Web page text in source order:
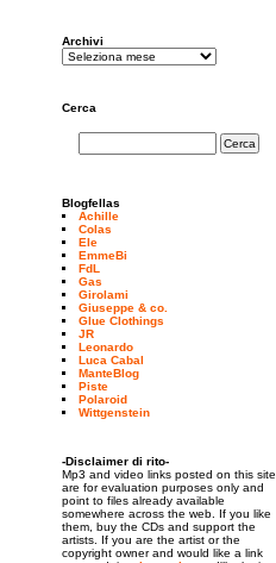
Archivi
Cerca
Blogfellas
Achille
Colas
Ele
EmmeBi
FdL
Gas
Girolami
Giuseppe & co.
Glue Clothings
JR
Leonardo
Luca Cabal
ManteBlog
Piste
Polaroid
Wittgenstein
-Disclaimer di rito-
Mp3 and video links posted on this site
are for evaluation purposes only and
point to files already available
somewhere across the web. If you like
them, buy the CDs and support the
artists. If you are the artist or the
copyright owner and would like a link